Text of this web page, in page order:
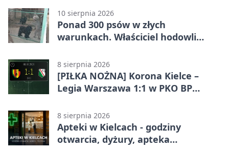
10 sierpnia 2026
Ponad 300 psów w złych
warunkach. Właściciel hodowli
8 sierpnia 2026
[PIŁKA NOŻNA] Korona Kielce –
Legia Warszawa 1:1 w PKO BP
zatrzymali lidera
8 sierpnia 2026
Apteki w Kielcach - godziny
otwarcia, dyżury, apteka